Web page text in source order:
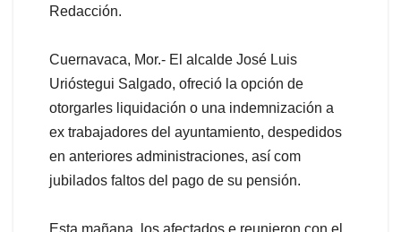
Redacción.
Cuernavaca, Mor.- El alcalde José Luis
Urióstegui Salgado, ofreció la opción de
otorgarles liquidación o una indemnización a
ex trabajadores del ayuntamiento, despedidos
en anteriores administraciones, así com
jubilados faltos del pago de su pensión.
Esta mañana, los afectados e reunieron con el